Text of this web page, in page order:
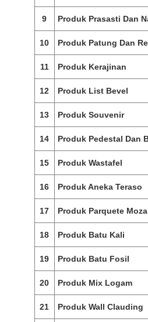
9 Produk Prasasti Dan
10 Produk Patung Dan
11 Produk Kerajinan
12 Produk List Bevel
13 Produk Souvenir
14 Produk Pedestal Dan
15 Produk Wastafel
16 Produk Aneka Teraso
17 Produk Parquete
18 Produk Batu Kali
19 Produk Batu Fosil
20 Produk Mix Logam
21 Produk Wall Clauding